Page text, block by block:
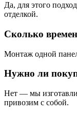
Да, для этого
отделкой.
Сколько
Монтаж одной
Нужно ли
Нет — мы
привозим с собой.